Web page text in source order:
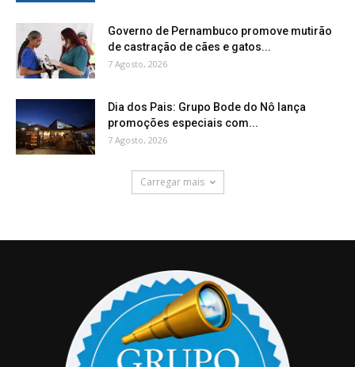
Governo de Pernambuco promove mutirão
de castração de cães e gatos...
7 Agosto, 2026
Dia dos Pais: Grupo Bode do Nô lança
promoções especiais com...
7 Agosto, 2026
Carregar mais